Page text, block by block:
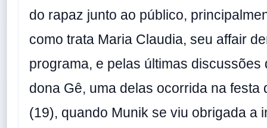
do rapaz junto ao público,
como trata Maria Claudia, seu affair
programa, e pelas últimas discussões
dona Gê, uma delas ocorrida na festa
(19), quando Munik se viu obrigada a